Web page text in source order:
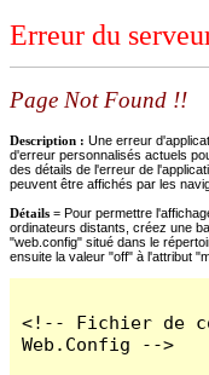
Erreur du
Page Not Found !!
Description : Une erreur
d'erreur personnalisés actuels
des détails de l'erreur de
peuvent être affichés par les
Détails = Pour permettre
ordinateurs distants, créez une
"web.config" situé dans le
ensuite la valeur "off" à l'attribut
<!-- Fichier de
Web.Config -->